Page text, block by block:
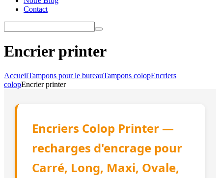
Contact
Encrier printer
AccueilTampons pour le bureauTampons colopEncriers
colopEncrier printer
Encriers Colop Printer —
recharges d'encrage pour
Carré, Long, Maxi, Ovale,